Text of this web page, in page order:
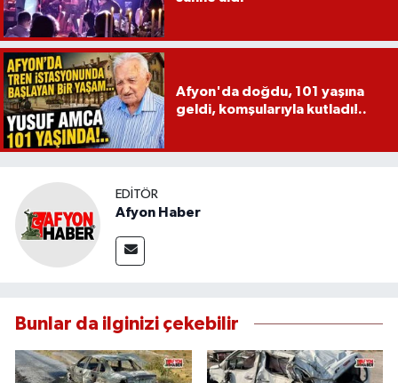
Afyon'da doğdu, 101 yaşına
geldi, komşularıyla kutladı!..
EDITÖR
Afyon Haber
Bunlar da ilginizi çekebilir